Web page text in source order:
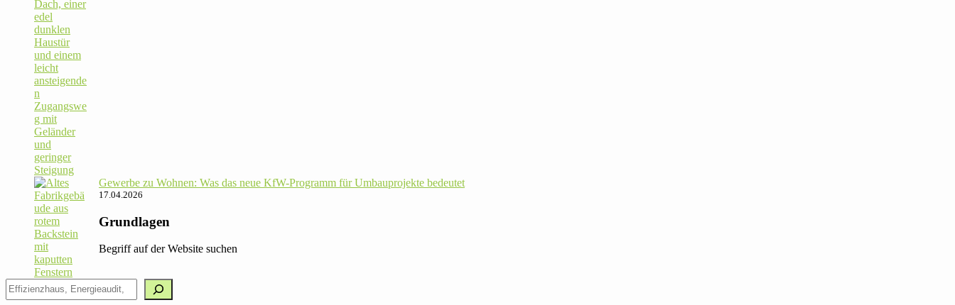
Gewerbe zu Wohnen: Was das neue KfW-Pro­gramm für Umbau­pro­jekte bedeutet
17.04.2026
Grundlagen
Begriff auf der Website suchen